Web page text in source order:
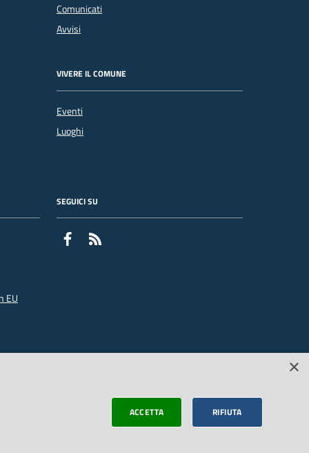
Comunicati
Avvisi
VIVERE IL COMUNE
Eventi
Luoghi
EU
SEGUICI SU
Facebook
×
ACCETTA RIFIUTA